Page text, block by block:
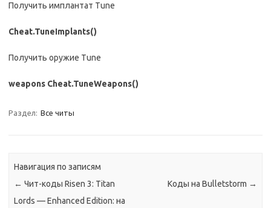
Получить имплантат Tune
Cheat.TuneImplants()
Получить оружие Tune
weapons Cheat.TuneWeapons()
Раздел: Все читы
Навигация по записям
← Чит-коды Risen 3: Titan
Lords — Enhanced Edition: на
Коды на Bulletstorm →